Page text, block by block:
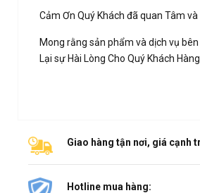
Cảm Ơn Quý Khách đã quan Tâm
Mong rằng sản phẩm và dịch vụ
Lại sự Hài Lòng Cho Quý Khách
Giao hàng tận nơi, giá cạnh
Hotline mua hàng: